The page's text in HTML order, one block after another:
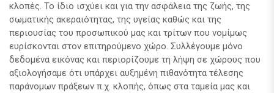
κλοπές. Το ίδιο ισχύει και για την ασφάλεια της ζωής, της
σωματικής ακεραιότητας, της υγείας καθώς και της
περιουσίας του προσωπικού μας και τρίτων που νομίμως
ευρίσκονται στον επιτηρούμενο χώρο. Συλλέγουμε μόνο
δεδομένα εικόνας και περιορίζουμε τη λήψη σε χώρους που
αξιολογήσαμε ότι υπάρχει αυξημένη πιθανότητα τέλεσης
παράνομων πράξεων π.χ. κλοπής, όπως στα ταμεία μας και